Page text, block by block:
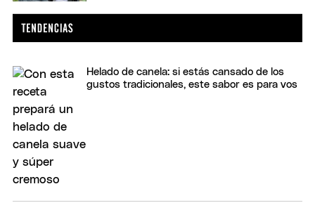
Helado de canela: si estás cansado de los
gustos tradicionales, este sabor es para vos